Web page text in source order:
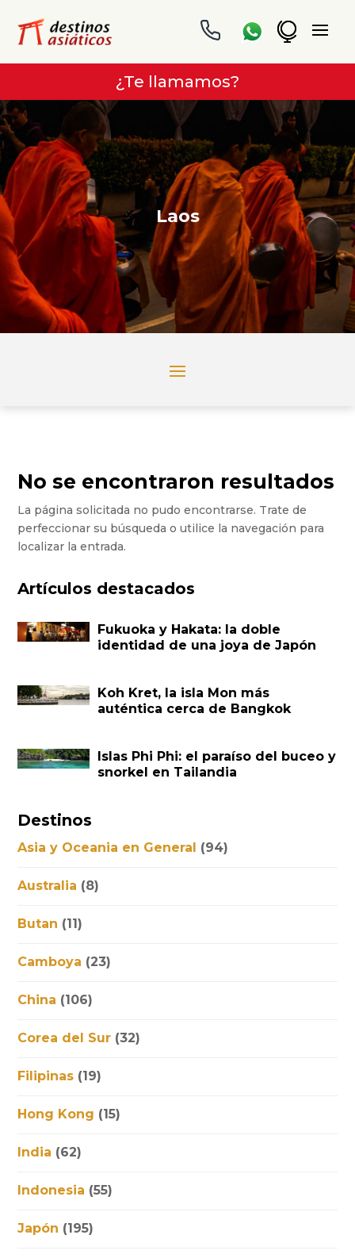
¿Te llamamos?
Laos
No se encontraron resultados
La página solicitada no pudo encontrarse. Trate de
perfeccionar su búsqueda o utilice la navegación para
localizar la entrada.
Artículos destacados
Fukuoka y Hakata: la doble
identidad de una joya de Japón
Koh Kret, la isla Mon más
auténtica cerca de Bangkok
Islas Phi Phi: el paraíso del buceo y
snorkel en Tailandia
Destinos
Asia y Oceania en General (94)
Australia (8)
Butan (11)
Camboya (23)
China (106)
Corea del Sur (32)
Filipinas (19)
Hong Kong (15)
India (62)
Indonesia (55)
Japón (195)